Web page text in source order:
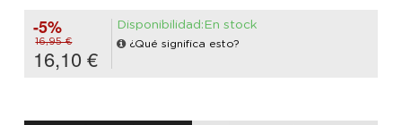
-5%
16,95 €
16,10 €
Disponibilidad:En stock
¿Qué significa esto?